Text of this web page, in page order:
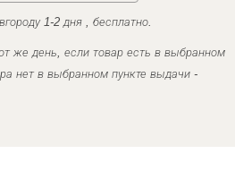
1-2 дня , бесплатно.
же день, если товар есть в выбранном
нет в выбранном пункте выдачи -